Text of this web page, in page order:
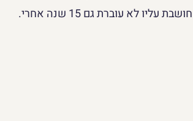
חושבת עליו לא עוברת גם 15 שנה אחרי.